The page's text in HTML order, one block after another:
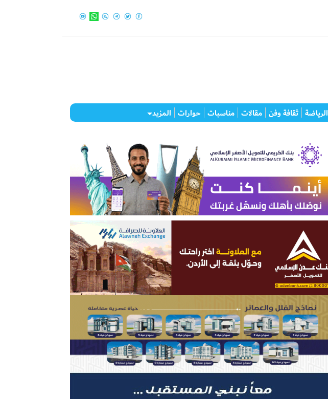
الرياضة ثقافة وفن مقالات مناسبات حوارات المزيد